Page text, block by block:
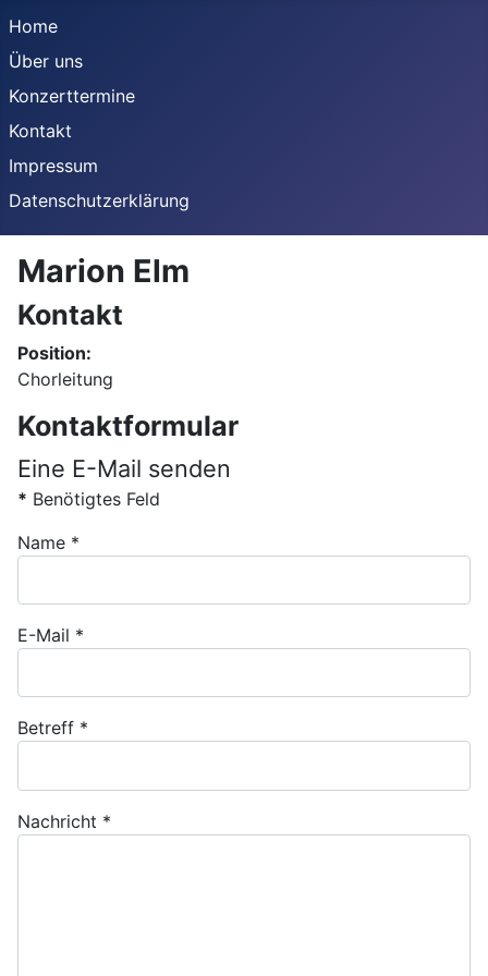
Home
Über uns
Konzerttermine
Kontakt
Impressum
Datenschutzerklärung
Marion Elm
Kontakt
Position:
Chorleitung
Kontaktformular
Eine E-Mail senden
* Benötigtes Feld
Name *
E-Mail *
Betreff *
Nachricht *